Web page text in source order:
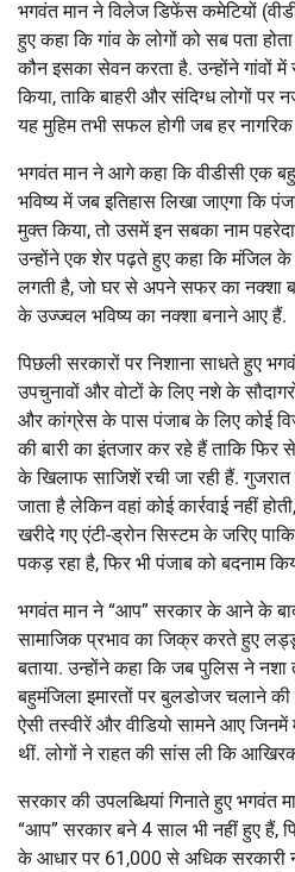
भगवंत मान ने विलेज डिफेंस कमेटियों
हुए कहा कि गांव के लोगों को सब पता
कौन इसका सेवन करता है. उन्होंने गांवों में
किया, ताकि बाहरी और संदिग्ध लोगों
यह मुहिम तभी सफल होगी जब हर नागरिक
भगवंत मान ने आगे कहा कि वीडीसी एक
भविष्य में जब इतिहास लिखा जाएगा कि
मुक्त किया, तो उसमें इन सबका नाम
उन्होंने एक शेर पढ़ते हुए कहा कि मंजिल के
लगती है, जो घर से अपने सफर का नक्शा
के उज्ज्वल भविष्य का नक्शा बनाने आए हैं.
पिछली सरकारों पर निशाना साधते हुए
उपचुनावों और वोटों के लिए नशे के
और कांग्रेस के पास पंजाब के लिए कोई
की बारी का इंतजार कर रहे हैं ताकि
के खिलाफ साजिशें रची जा रही हैं.
जाता है लेकिन वहां कोई कार्रवाई नहीं
खरीदे गए एंटी-ड्रोन सिस्टम के जरिए
पकड़ रहा है, फिर भी पंजाब को बदनाम
भगवंत मान ने “आप” सरकार के आने के बाद
सामाजिक प्रभाव का जिक्र करते हुए
बताया. उन्होंने कहा कि जब पुलिस ने
बहुमंजिला इमारतों पर बुलडोजर चलाने
ऐसी तस्वीरें और वीडियो सामने आए
थीं. लोगों ने राहत की सांस ली कि
सरकार की उपलब्धियां गिनाते हुए भगवंत
“आप” सरकार बने 4 साल भी नहीं हुए हैं,
के आधार पर 61,000 से अधिक सरकारी